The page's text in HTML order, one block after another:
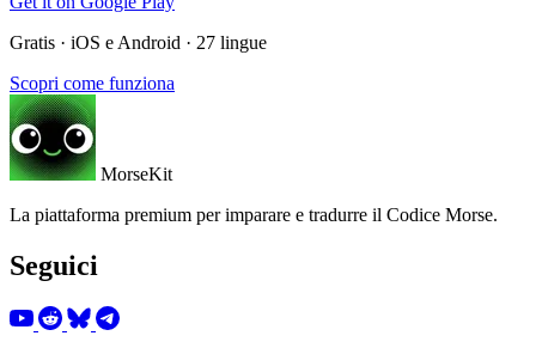
Gratis · iOS e Android · 27 lingue
Scopri come funziona
MorseKit
La piattaforma premium per imparare e tradurre il Codice Morse.
Seguici